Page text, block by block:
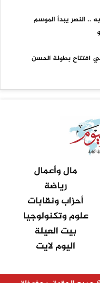
.. النصر يبدأ الموسم
في افتتاح بطولة الحسن
مال وأعمال
رياضة
أحزاب ونقابات
علوم وتكنولوجيا
بيت العيلة
اليوم لايت